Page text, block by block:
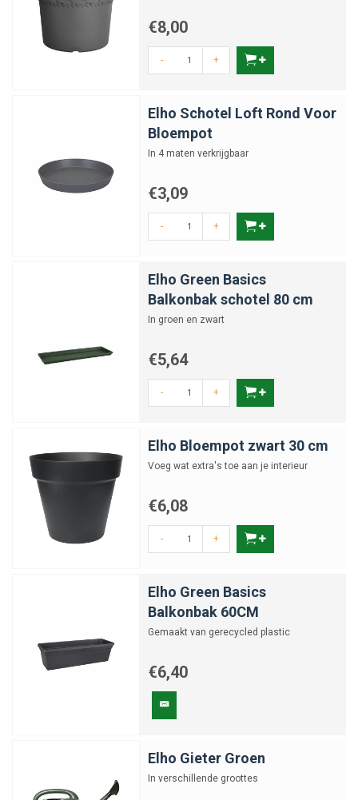
€8,00
- +
Elho Schotel Loft Rond Voor
Bloempot
In 4 maten verkrijgbaar
€3,09
- +
Elho Green Basics
Balkonbak schotel 80 cm
In groen en zwart
€5,64
- +
Elho Bloempot zwart 30 cm
Voeg wat extra's toe aan je interieur
€6,08
- +
Elho Green Basics
Balkonbak 60CM
Gemaakt van gerecycled plastic
€6,40
Elho Gieter Groen
In verschillende groottes